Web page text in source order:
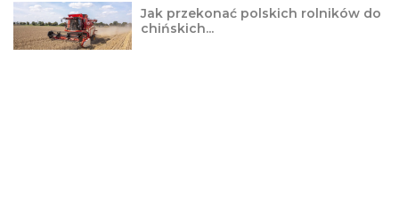
Jak przekonać polskich rolników do
chińskich...